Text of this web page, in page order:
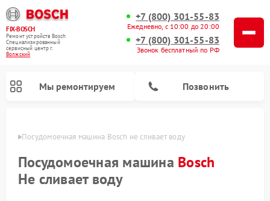
FIX-BOSCH
Ремонт устройств Bosch
Специализированный
cервисный центр г.
Волжский
+7 (800) 301-55-83
Ежедневно, с 10:00 до 20:00
+7 (800) 301-55-83
Звонок бесплатный по РФ
Мы ремонтируем Позвонить
Посудомоечная машина Bosch не сливает воду
Посудомоечная машина Bosch
Не сливает воду